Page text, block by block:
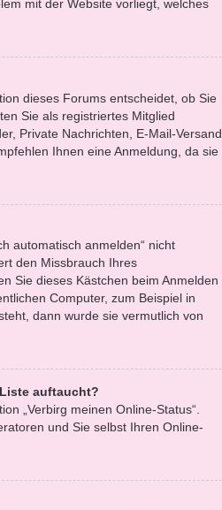
mit der Website vorliegt, welches
dieses Forums entscheidet, ob Sie
Sie als registriertes Mitglied
Private Nachrichten, E-Mail-Versand
Ihnen eine Anmeldung, da sie
automatisch anmelden“ nicht
den Missbrauch Ihres
Sie dieses Kästchen beim Anmelden
Computer, zum Beispiel in
dann wurde sie vermutlich von
auftaucht?
„Verbirg meinen Online-Status“.
und Sie selbst Ihren Online-